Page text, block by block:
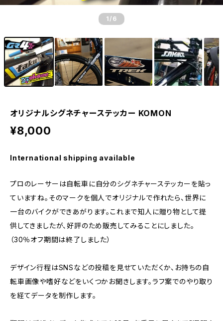
1 /6
オリジナルシグネチャーステッカー KOMON
¥8,000
International shipping available
プロのレーサーは自転車に自分のシグネチャーステッカーを貼っ
ていますね。そのマークを個人でオリジナルで作れたら、世界に
一台のバイクができあがります。これまで知人に贈り物として提
供してきましたが、好評のため販売してみることにしました。
（30％オフ期間は終了しました）
デザイン行程はSNSなどの投稿を見せていただくか、お持ちの自
転車画像や嗜好などをいくつかお聞きします。ラフ案でのやり取り
を経てデータを制作します。